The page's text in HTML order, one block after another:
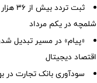
ثبت
شلمچه در یکم مرداد
«پیام» در مسیر تبدیل
اقتصاد دیجیتال
سودآوری بانک تجارت در